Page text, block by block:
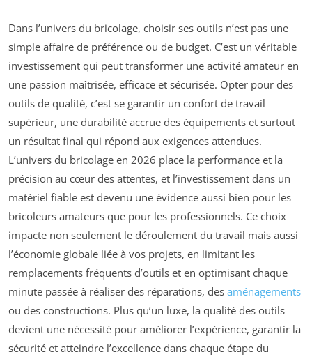
Dans l’univers du bricolage, choisir ses outils n’est pas une
simple affaire de préférence ou de budget. C’est un véritable
investissement qui peut transformer une activité amateur en
une passion maîtrisée, efficace et sécurisée. Opter pour des
outils de qualité, c’est se garantir un confort de travail
supérieur, une durabilité accrue des équipements et surtout
un résultat final qui répond aux exigences attendues.
L’univers du bricolage en 2026 place la performance et la
précision au cœur des attentes, et l’investissement dans un
matériel fiable est devenu une évidence aussi bien pour les
bricoleurs amateurs que pour les professionnels. Ce choix
impacte non seulement le déroulement du travail mais aussi
l’économie globale liée à vos projets, en limitant les
remplacements fréquents d’outils et en optimisant chaque
minute passée à réaliser des réparations, des aménagements
ou des constructions. Plus qu’un luxe, la qualité des outils
devient une nécessité pour améliorer l’expérience, garantir la
sécurité et atteindre l’excellence dans chaque étape du